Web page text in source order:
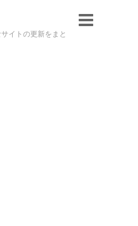
イトの更新をまと